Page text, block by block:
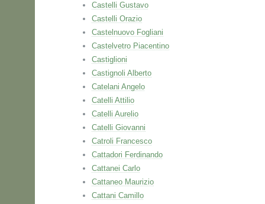
Castelli Gustavo
Castelli Orazio
Castelnuovo Fogliani
Castelvetro Piacentino
Castiglioni
Castignoli Alberto
Catelani Angelo
Catelli Attilio
Catelli Aurelio
Catelli Giovanni
Catroli Francesco
Cattadori Ferdinando
Cattanei Carlo
Cattaneo Maurizio
Cattani Camillo